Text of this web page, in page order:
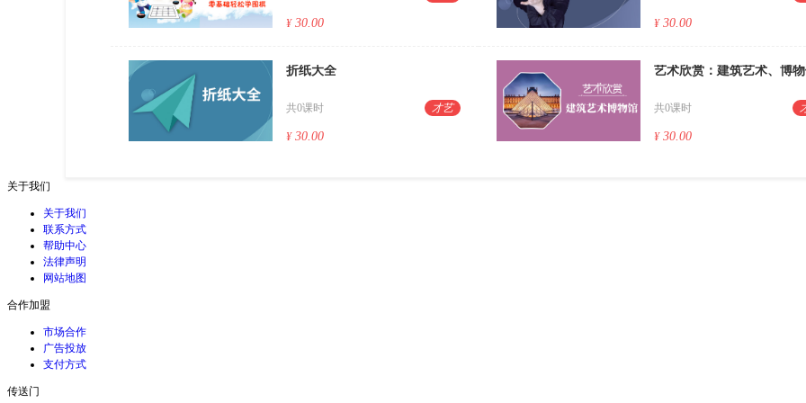
¥30.00 ¥30.00
折纸大全
才艺
共0课时
¥30.00
艺术欣赏：建筑艺术、博
共0课时
¥30.00
关于我们
关于我们
联系方式
帮助中心
法律声明
网站地图
合作加盟
市场合作
广告投放
支付方式
传送门